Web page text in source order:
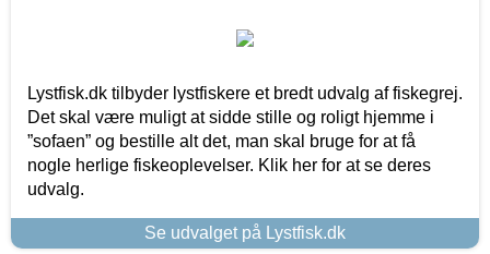
Lystfisk.dk tilbyder lystfiskere et bredt udvalg af fiskegrej.
Det skal være muligt at sidde stille og roligt hjemme i
”sofaen” og bestille alt det, man skal bruge for at få
nogle herlige fiskeoplevelser. Klik her for at se deres
udvalg.
Se udvalget på Lystfisk.dk